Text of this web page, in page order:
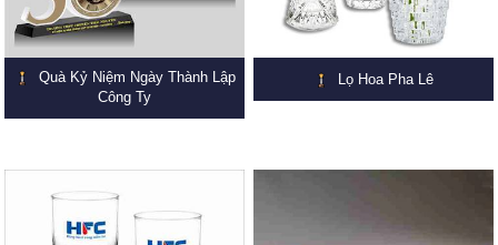
Quà Kỷ Niệm Ngày Thành Lập
Công Ty
Lọ Hoa Pha Lê